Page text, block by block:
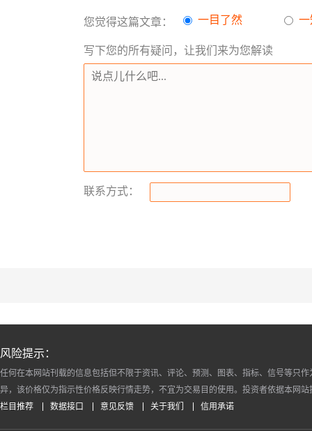
您觉得这篇文章： 一目了然 一
写下您的所有疑问，让我们来为您解读
联系方式：
风险提示：
任何在本网站刊载的信息包括但不限于资讯、评论、预测、图表、指标、信号等只
异，该价格仅为指示性价格反映行情走势，不宜为交易目的使用。投资者依据本网
栏目推荐
数据接口 意见反馈 关于我们 信用承诺